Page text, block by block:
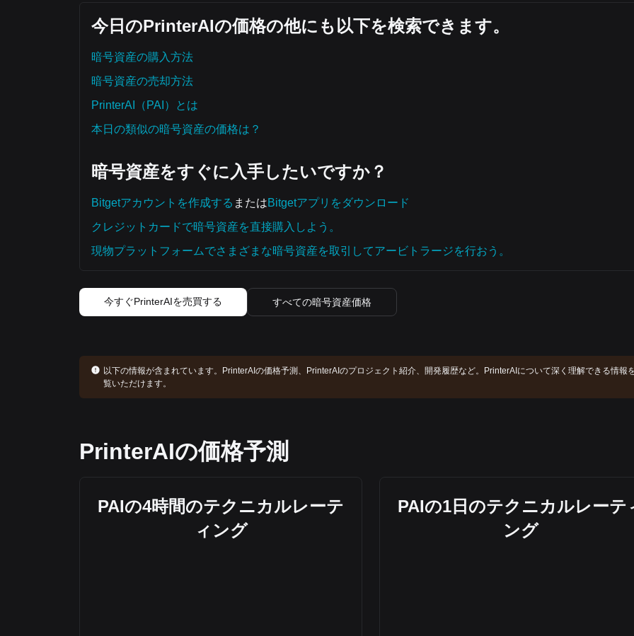
今日のPrinterAIの価格の他にも以下を検索できます。
暗号資産の購入方法
暗号資産の売却方法
PrinterAI（PAI）とは
本日の類似の暗号資産の価格は？
暗号資産をすぐに入手したいですか？
Bitgetアカウントを作成する またはBitgetアプリをダウンロード
クレジットカードで暗号資産を直接購入しよう。
現物プラットフォームでさまざまな暗号資産を取引してアービトラージを行おう。
今すぐPrinterAIを売買する すべての暗号資産価格
以下の情報が含まれています。
PrinterAIの価格予測、PrinterAIのプロジェクト紹介、開発履歴など。PrinterAIについて深く理解できる情報
覧いただけます。
PrinterAIの価格予測
PAIの4時間のテクニカルレーテ
ィング
PAIの1日のテクニカルレーテ
ング